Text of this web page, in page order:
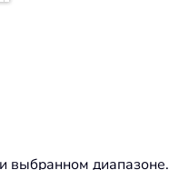
выбранном диапазоне.